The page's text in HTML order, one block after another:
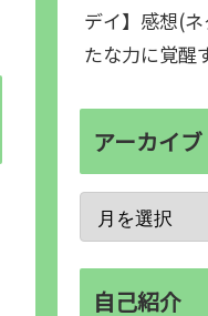
デイ】感想(
たな力に覚醒
アーカイブ
自己紹介